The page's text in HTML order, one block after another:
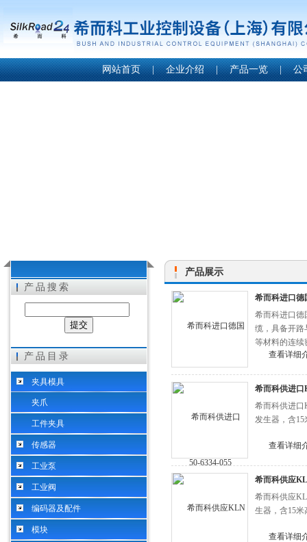
网站首页 | 企业介绍 | 产品一览 | 公
产品搜索
产品目录
夹具模具
夹爪
工件夹具
传感器
工业泵
工业阀
编码器及配件
模块
产品展示
希而科进口德
希而科进口德
缆，具备开路
等材料的连续
查看详细
希而科供进口
希而科供进口
发生器，含
查看详细
希而科供应
希而科供应
生器，含15米
查看详细